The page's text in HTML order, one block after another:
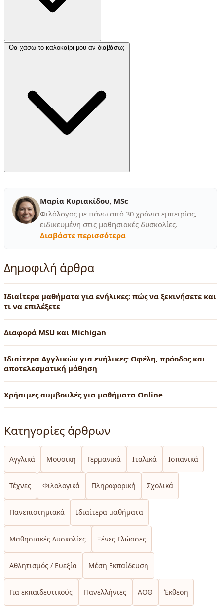
Θα χάσω το καλοκαίρι μου αν διαβάσω;
Μαρία Κυριακίδου, MSc
Φιλόλογος με πάνω από 30 χρόνια εμπειρίας,
ειδικευμένη στις μαθησιακές δυσκολίες.
Διαβάστε περισσότερα
Δημοφιλή άρθρα
Ιδιαίτερα μαθήματα για ενήλικες: πώς να ξεκινήσετε και
τι να επιλέξετε
Διαφορά MSU και Michigan
Ιδιαίτερα Αγγλικών για ενήλικες: Οφέλη, πρόοδος και
αποτελεσματική μάθηση
Χρήσιμες συμβουλές για μαθήματα Online
Κατηγορίες άρθρων
Αγγλικά Μουσική Γερμανικά Ιταλικά Ισπανικά
Τέχνες Φιλολογικά Πληροφορική Σχολικά
Πανεπιστημιακά Ιδιαίτερα μαθήματα
Μαθησιακές Δυσκολίες Ξένες Γλώσσες
Αθλητισμός / Ευεξία Μέση Εκπαίδευση
Για εκπαιδευτικούς Πανελλήνιες ΑΟΘ Έκθεση